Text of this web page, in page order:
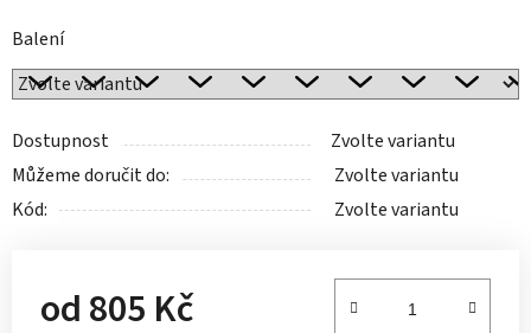
Balení
Dostupnost
Zvolte variantu
Můžeme doručit do:
Zvolte variantu
Kód:
Zvolte variantu
od805 Kč